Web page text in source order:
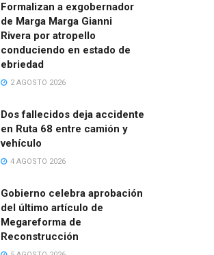
Formalizan a exgobernador
de Marga Marga Gianni
Rivera por atropello
conduciendo en estado de
ebriedad
2 AGOSTO 2026
Dos fallecidos deja accidente
en Ruta 68 entre camión y
vehículo
4 AGOSTO 2026
Gobierno celebra aprobación
del último artículo de
Megareforma de
Reconstrucción